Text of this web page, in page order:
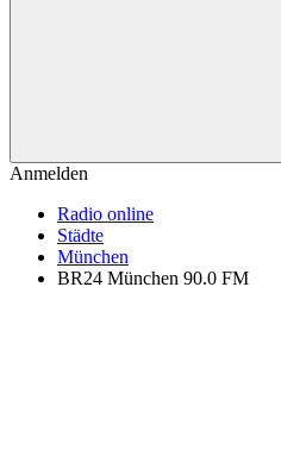
Anmelden
Radio online
Städte
München
BR24 München 90.0 FM